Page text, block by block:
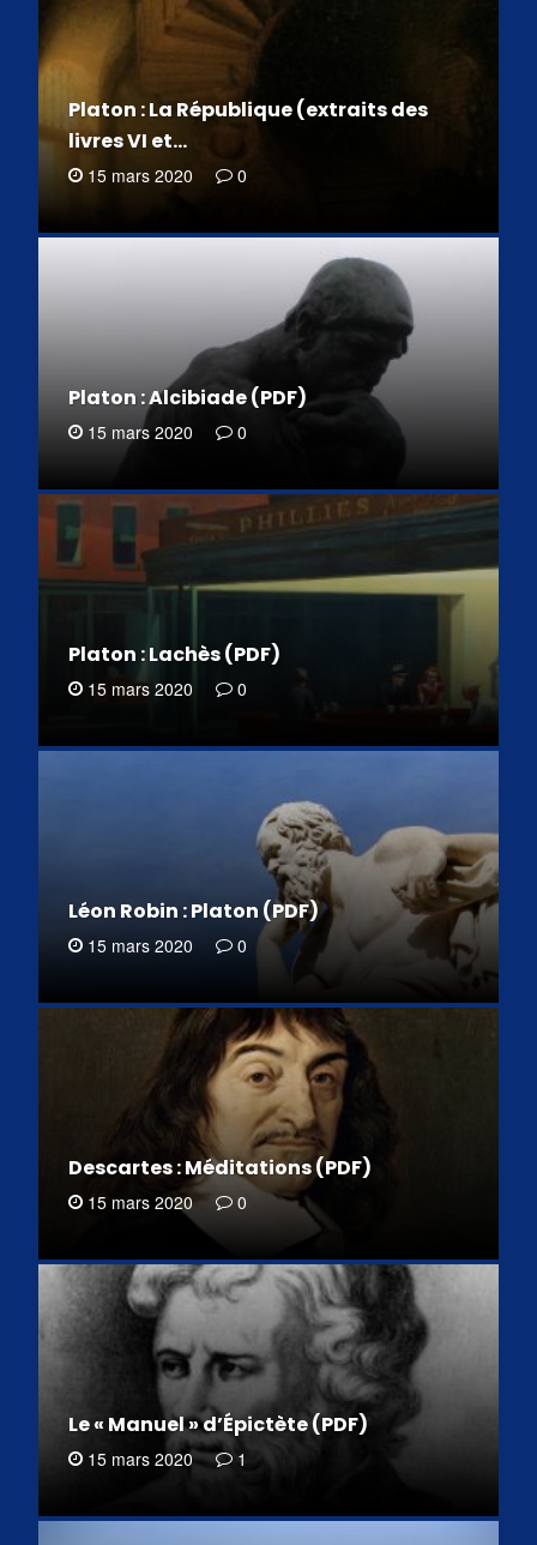
Platon : La République (extraits des
livres VI et…
15 mars 2020 0
Platon : Alcibiade (PDF)
15 mars 2020 0
Platon : Lachès (PDF)
15 mars 2020 0
Léon Robin : Platon (PDF)
15 mars 2020 0
Descartes : Méditations (PDF)
15 mars 2020 0
Le « Manuel » d’Épictète (PDF)
15 mars 2020 1